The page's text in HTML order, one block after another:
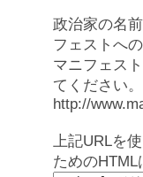
政治家の名
フェストへの
マニフェス
てください。
http://
上記URLを
ためのHTML